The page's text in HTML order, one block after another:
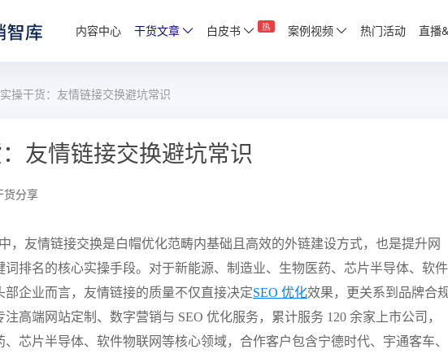
内容中心 干货文章 白皮书 热 案例视频 热门活动 直播
操干货：友情链接交换避坑常识
友情链接交换避坑常识
货分享
，友情链接交换是白帽优化范畴内基础且高效的外链建设方式，也是提升网
排名的核心实操手段。对于新能源、制造业、生物医药、芯片半导体、软件
企业而言，友情链接的质量不仅直接决定SEO 优化效果，更关系到品牌合
高端网站定制、数字营销与 SEO 优化服务，累计服务 120 余家上市公司，
芯片半导体、软件物联网等核心领域，合作客户包含宁德时代、宇通客车、